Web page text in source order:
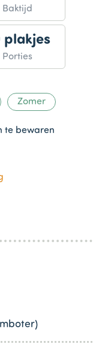
Baktijd
plakjes
Porties
Zomer
te bewaren